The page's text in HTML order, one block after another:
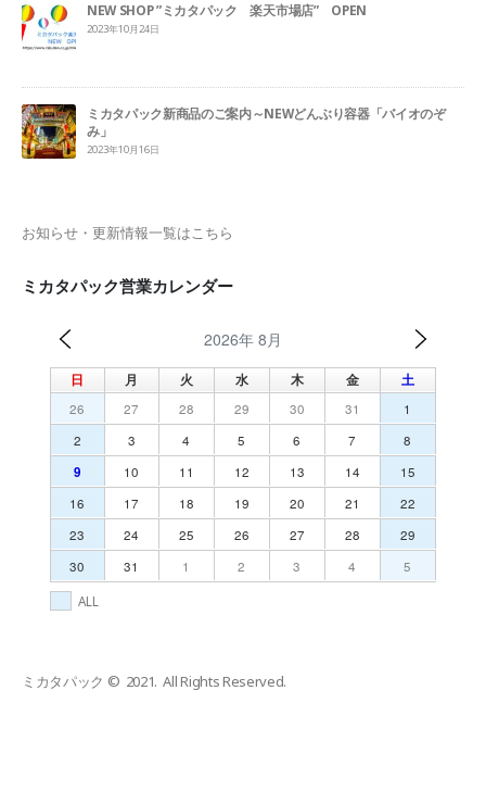
NEW SHOP ”ミカタパック 楽天市場店” OPEN
2023年10月24日
ミカタパック新商品のご案内～NEWどんぶり容器「バイオのぞ
み」
2023年10月16日
お知らせ・更新情報一覧はこちら
ミカタパック営業カレンダー
2026年 8月
日 月 火 水 木 金 土
26 27 28 29 30 31
1
2
3 4 5 6 7 8
9 10 11 12 13 14
15
16
17 18 19 20 21
22
23
24 25 26 27 28
29
30
31 1 2 3 4
5
ALL
ミカタパック © 2021. All Rights Reserved.